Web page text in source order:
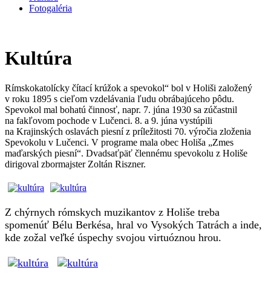
Fotogaléria
Kultúra
Rímskokatolícky čítací krúžok a spevokol“ bol v Holiši založený
v roku 1895 s cieľom vzdelávania ľudu obrábajúceho pôdu.
Spevokol mal bohatú činnosť, napr. 7. júna 1930 sa zúčastnil
na fakľovom pochode v Lučenci. 8. a 9. júna vystúpili
na Krajinských oslavách piesní z príležitosti 70. výročia zloženia
Spevokolu v Lučenci. V programe mala obec Holiša „Zmes
maďarských piesní“. Dvadsaťpäť člennému spevokolu z Holiše
dirigoval zbormajster Zoltán Riszner.
Z chýrnych rómskych muzikantov z Holiše treba
spomenúť Bélu Berkésa, hral vo Vysokých Tatrách a inde,
kde zožal veľké úspechy svojou virtuóznou hrou.